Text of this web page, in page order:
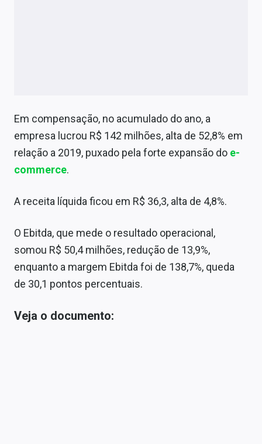
Conteúdo de Marca
Sobre
Expediente
Contato
Em compensação, no acumulado do ano, a
empresa lucrou R$ 142 milhões, alta de 52,8% em
relação a 2019, puxado pela forte expansão do e-
commerce.
A receita líquida ficou em R$ 36,3, alta de 4,8%.
O Ebitda, que mede o resultado operacional,
somou R$ 50,4 milhões, redução de 13,9%,
enquanto a margem Ebitda foi de 138,7%, queda
de 30,1 pontos percentuais.
Veja o documento: